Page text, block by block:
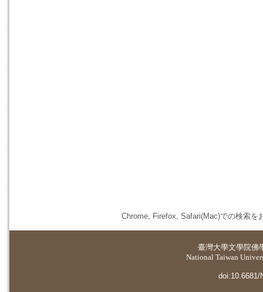
Chrome, Firefox, Safari(Mac)での検索を
臺灣大學文學院佛
National Taiwan
doi:10.6681/